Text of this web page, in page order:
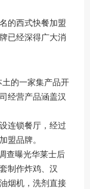
的西式快餐加盟
已经深得广大消
的一家集产品开
经营产品涵盖汉
连锁餐厅，经过
盟品牌。
查曝光华莱士后
制作炸鸡、汉
烟机，洗剂直接